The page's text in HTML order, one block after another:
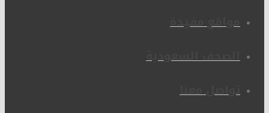
مواقع مفيدة
الصحف السعودية
تواصل معنا